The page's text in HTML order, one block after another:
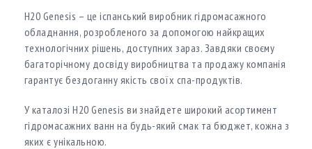
H20 Genesis – це іспанський виробник гідромасажного
обладнання, розробленого за допомогою найкращих
технологічних рішень, доступних зараз. Завдяки своєму
багаторічному досвіду виробництва та продажу компанія
гарантує бездоганну якість своїх спа-продуктів.
У каталозі H20 Genesis ви знайдете широкий асортимент
гідромасажних ванн на будь-який смак та бюджет, кожна з
яких є унікальною.